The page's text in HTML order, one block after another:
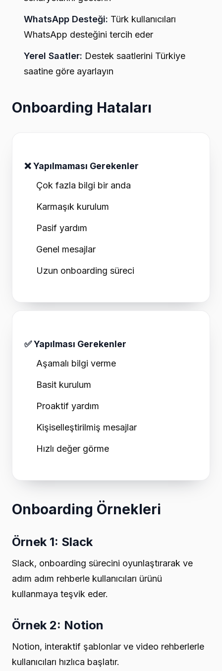
WhatsApp Desteği: Türk kullanıcıları
WhatsApp desteğini tercih eder
Yerel Saatler: Destek saatlerini Türkiye
saatine göre ayarlayın
Onboarding Hataları
❌ Yapılmaması Gerekenler
Çok fazla bilgi bir anda
Karmaşık kurulum
Pasif yardım
Genel mesajlar
Uzun onboarding süreci
✅ Yapılması Gerekenler
Aşamalı bilgi verme
Basit kurulum
Proaktif yardım
Kişiselleştirilmiş mesajlar
Hızlı değer görme
Onboarding Örnekleri
Örnek 1: Slack
Slack, onboarding sürecini oyunlaştırarak ve
adım adım rehberle kullanıcıları ürünü
kullanmaya teşvik eder.
Örnek 2: Notion
Notion, interaktif şablonlar ve video rehberlerle
kullanıcıları hızlıca başlatır.